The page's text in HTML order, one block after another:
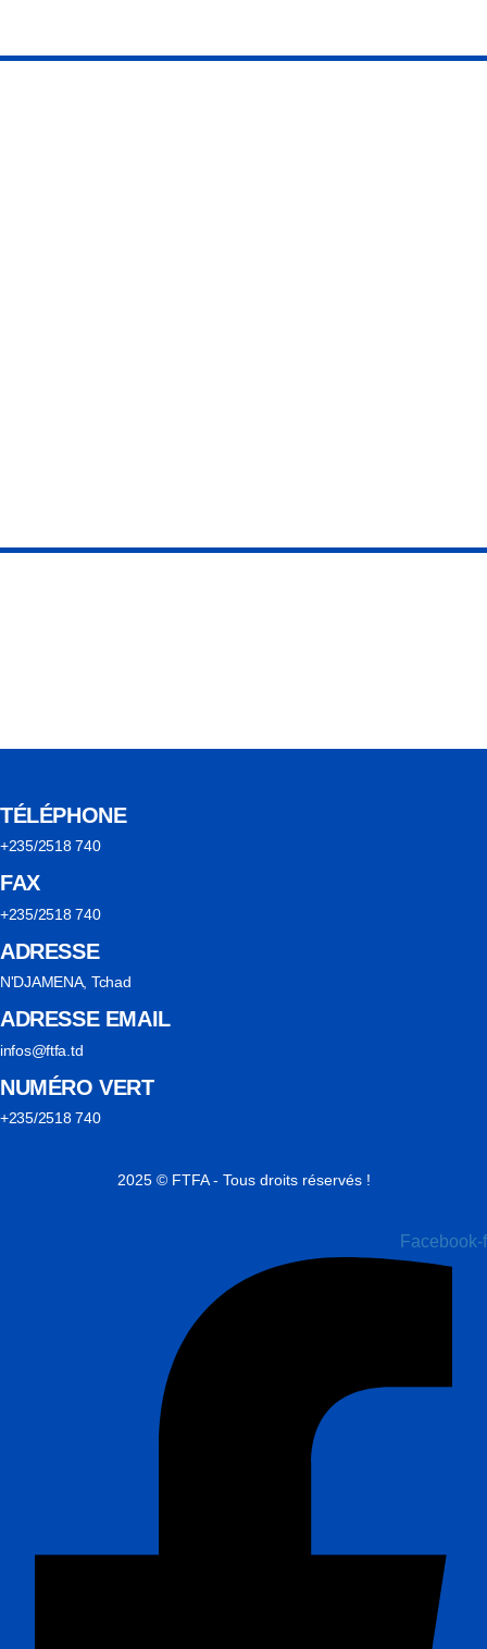
TÉLÉPHONE
+235/2518 740
FAX
+235/2518 740
ADRESSE
N'DJAMENA, Tchad
ADRESSE EMAIL
infos@ftfa.td
NUMÉRO VERT
+235/2518 740
2025 © FTFA - Tous droits réservés !
Facebook-f